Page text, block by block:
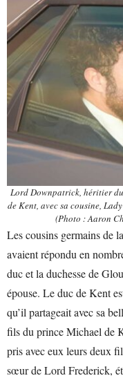
Lord Downpatrick, héritier
de Kent, avec sa cousine,
(Photo : Aaron
Les cousins germains de
avaient répondu en
duc et la duchesse de
épouse. Le duc de Kent
qu’il partageait avec sa
fils du prince Michael de
pris avec eux leurs deux
sœur de Lord Frederick,